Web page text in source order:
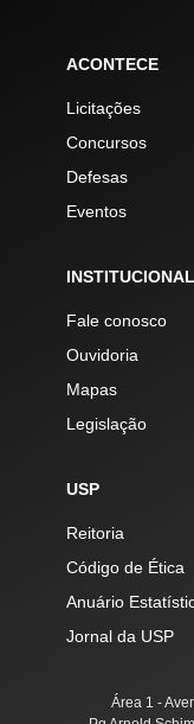
ACONTECE
Licitações
Concursos
Defesas
Eventos
INSTITUCIONAL
Fale conosco
Ouvidoria
Mapas
Legislação
USP
Reitoria
Código de Ética
Anuário
Jornal da USP
Área 1 -